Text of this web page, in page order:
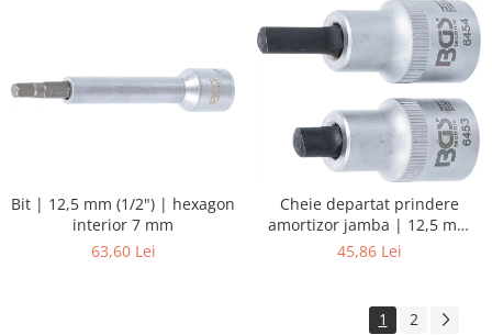
Bit | 12,5 mm (1/2") | hexagon
interior 7 mm
63,60 Lei
Cheie departat prindere
amortizor jamba | 12,5 mm
(1/2") | 5 x 7 mm + 5,5 x 8,2
45,86 Lei
1 2